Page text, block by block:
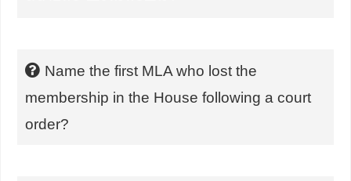
Name the first MLA who lost the
membership in the House following a court
order?